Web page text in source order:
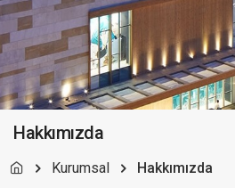
Hakkımızda
Kurumsal Hakkımızda